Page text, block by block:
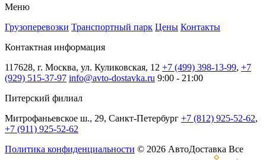
Меню
Грузоперевозки Транспортный парк Цены Контакты
Контактная информация
117628, г. Москва, ул. Куликовская, 12 +7 (499) 398-13-99, +7
(929) 515-37-97 info@avto-dostavka.ru 9:00 - 21:00
Питерский филиал
Митрофаньевское ш., 29, Санкт-Петербург +7 (812) 925-52-62,
+7 (911) 925-52-62
Политика конфиденциальности © 2026 АвтоДоставка Все